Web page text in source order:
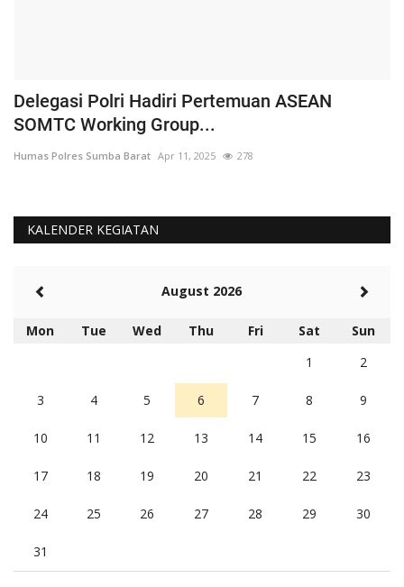
Delegasi Polri Hadiri Pertemuan ASEAN
SOMTC Working Group...
Humas Polres Sumba Barat Apr 11, 2025 278
KALENDER KEGIATAN
August 2026
Mon Tue Wed Thu Fri Sat
Sun
1
2
3 4 5 6 7 8 9
10 11 12 13 14 15 16
17 18 19 20 21 22 23
24 25 26 27 28 29 30
31